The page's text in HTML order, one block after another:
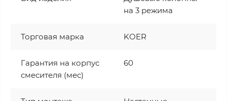
на 3 режима
Торговая марка KOER
Гарантия на корпус
смесителя (мес)
60